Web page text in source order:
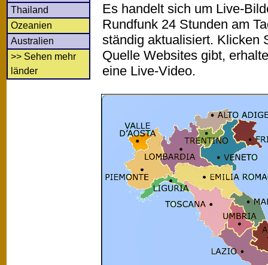
Thailand
Ozeanien
Australien
>> Sehen mehr
länder
Es handelt sich um Live-
Rundfunk 24 Stunden am
ständig aktualisiert. Klicken
Quelle Websites gibt,
eine Live-Video.